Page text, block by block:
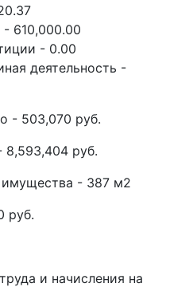
610,000.00
- 0.00
деятельность -
- 503,070 руб.
руб.
- 387 м2
руб.
и начисления на